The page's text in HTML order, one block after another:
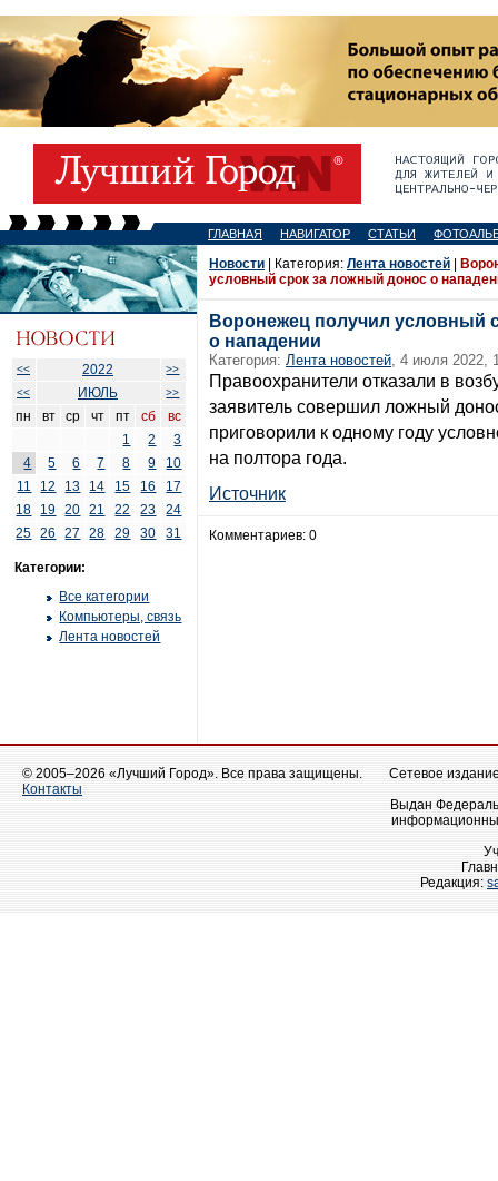
ГЛАВНАЯ НАВИГАТОР СТАТЬИ
<< 2022
>>
<<
ИЮЛЬ >>
пн вт ср чт пт сб
вс
1
2
3
4
5 6 7 8 9
10
11
12 13 14 15 16
17
18
19 20 21 22 23
24
25
26 27 28 29 30 31
Категории:
Все категории
Компьютеры, связь
Лента новостей
Новости | Категория: Лента новостей
условный срок за ложный донос о
Воронежец получил условный
о нападении
Категория: Лента новостей, 4 июля 2022,
Правоохранители отказали в
заявитель совершил ложный
приговорили к одному году
на полтора года.
Источник
Комментариев: 0
© 2005–2026 «Лучший Город». Все права защищены.
Контакты
Сетевое
Выдан
Редакция: